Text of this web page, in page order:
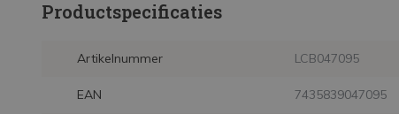
Productspecificaties
Artikelnummer LCB047095
EAN 7435839047095